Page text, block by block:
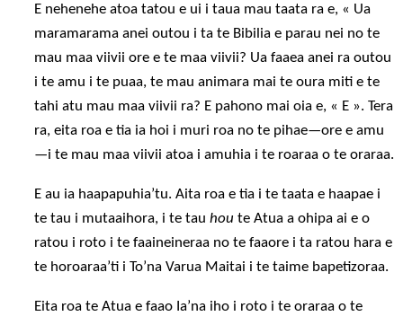
E nehenehe atoa tatou e ui i taua mau taata ra e, « Ua
maramarama anei outou i ta te Bibilia e parau nei no te
mau maa viivii ore e te maa viivii? Ua faaea anei ra outou
i te amu i te puaa, te mau animara mai te oura miti e te
tahi atu mau maa viivii ra? E pahono mai oia e, « E ». Tera
ra, eita roa e tia ia hoi i muri roa no te pihae—ore e amu
—i te mau maa viivii atoa i amuhia i te roaraa o te oraraa.
E au ia haapapuhia’tu. Aita roa e tia i te taata e haapae i
te tau i mutaaihora, i te tauhou te Atua a ohipa ai e o
ratou i roto i te faaineineraa no te faaore i ta ratou hara e
te horoaraa’ti i To’na Varua Maitai i te taime bapetizoraa.
Eita roa te Atua e faao Ia’na iho i roto i te oraraa o te